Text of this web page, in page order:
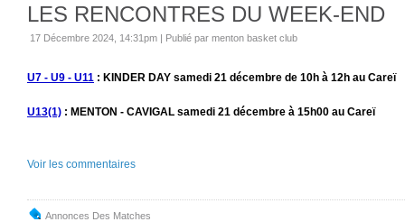
LES RENCONTRES DU WEEK-END
17 Décembre 2024, 14:31pm | Publié par menton basket club
U7 - U9 - U11 : KINDER DAY samedi 21 décembre de 10h à 12h au Careï
U13(1) : MENTON - CAVIGAL samedi 21 décembre à 15h00 au Careï
Voir les commentaires
Annonces Des Matches